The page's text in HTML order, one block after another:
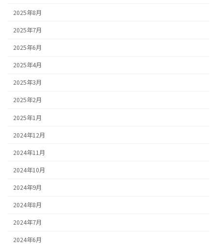
2025年8月
2025年7月
2025年6月
2025年4月
2025年3月
2025年2月
2025年1月
2024年12月
2024年11月
2024年10月
2024年9月
2024年8月
2024年7月
2024年6月